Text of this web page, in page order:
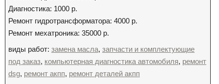
Диагностика: 1000 р.
Ремонт гидротрансформатора: 4000 р.
Ремонт мехатроника: 35000 р.
виды работ: замена масла, запчасти и комплектующие
под заказ, компьютерная диагностика автомобиля, ремонт
dsg, ремонт акпп, ремонт деталей акпп